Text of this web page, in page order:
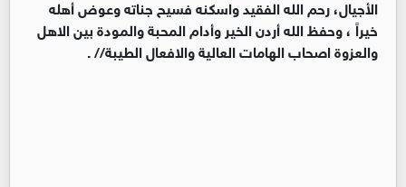
الأجيال، رحم الله الفقيد واسكنه فسيح جناته وعوض أهله
خيراً ، وحفظ الله أردن الخير وأدام المحبة والمودة بين الاهل
والعزوة اصحاب الهامات العالية والافعال الطيبة// .